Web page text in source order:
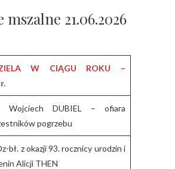
21.06.2026
W CIĄGU ROKU –
DUBIEL – ofiara
pogrzebu
bł. z okazji 93. rocznicy urodzin i
Alicji THEN